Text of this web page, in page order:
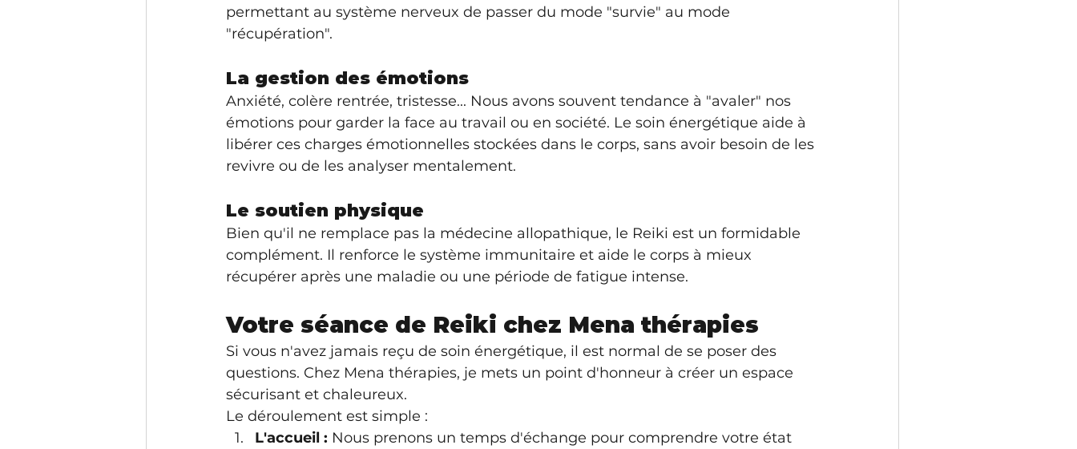
permettant au système nerveux de passer du mode "survie" au mode
"récupération".
La gestion des émotions
Anxiété, colère rentrée, tristesse... Nous avons souvent tendance à "avaler" nos
émotions pour garder la face au travail ou en société. Le soin énergétique aide à
libérer ces charges émotionnelles stockées dans le corps, sans avoir besoin de les
revivre ou de les analyser mentalement.
Le soutien physique
Bien qu'il ne remplace pas la médecine allopathique, le Reiki est un formidable
complément. Il renforce le système immunitaire et aide le corps à mieux
récupérer après une maladie ou une période de fatigue intense.
Votre séance de Reiki chez Mena thérapies
Si vous n'avez jamais reçu de soin énergétique, il est normal de se poser des
questions. Chez Mena thérapies, je mets un point d'honneur à créer un espace
sécurisant et chaleureux.
Le déroulement est simple :
L'accueil : Nous prenons un temps d'échange pour comprendre votre état